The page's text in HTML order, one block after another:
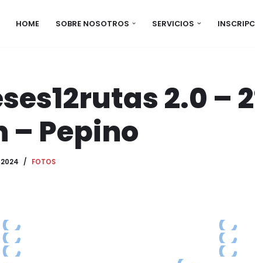
HOME SOBRE NOSOTROS SERVICIOS
2.0 –
– Pepino
2024 FOTOS